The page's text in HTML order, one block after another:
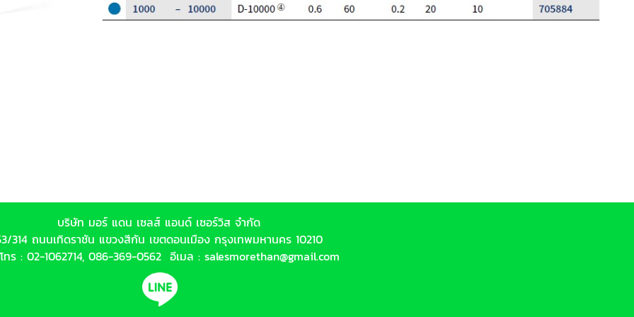
บริษัท มอร์ แดน เซลส์ แอนด์ เซอร์วิส จำกัด
314 ถนนเทิดราชัน แขวงสีกัน เขตดอนเมือง กรุงเทพมหานคร 10210
ทร : 02-1062714, 086-369-0562 อีเมล : salesmorethan@gmail.com